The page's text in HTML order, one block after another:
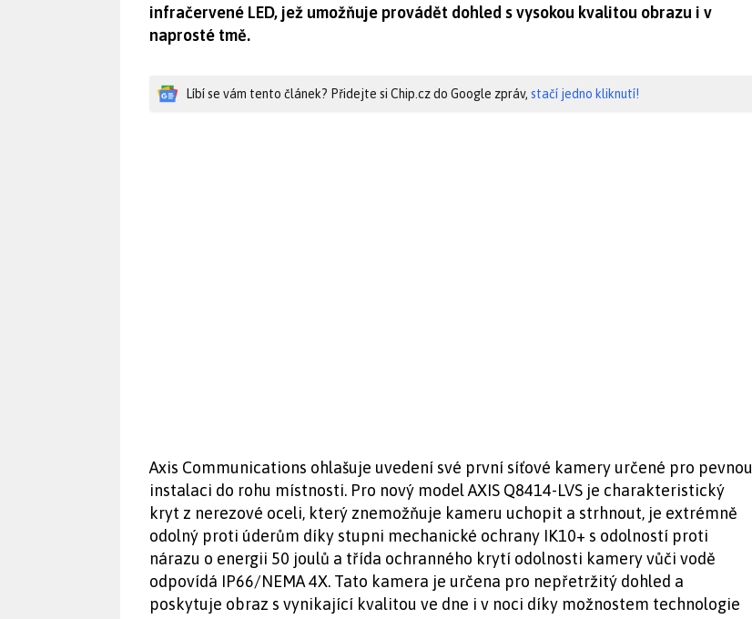
infračervené LED, jež umožňuje provádět dohled s vysokou kvalitou obrazu i v
naprosté tmě.
Líbí se vám tento článek? Přidejte si Chip.cz do Google zpráv, stačí jedno kliknutí!
Axis Communications ohlašuje uvedení své první síťové kamery určené pro pevnou
instalaci do rohu místnosti. Pro nový model AXIS Q8414-LVS je charakteristický
kryt z nerezové oceli, který znemožňuje kameru uchopit a strhnout, je extrémně
odolný proti úderům díky stupni mechanické ochrany IK10+ s odolností proti
nárazu o energii 50 joulů a třída ochranného krytí odolnosti kamery vůči vodě
odpovídá IP66/NEMA 4X. Tato kamera je určena pro nepřetržitý dohled a
poskytuje obraz s vynikající kvalitou ve dne i v noci díky možnostem technologie